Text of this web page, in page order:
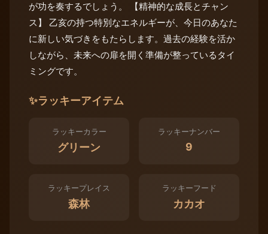
が功を奏するでしょう。 【精神的な成長とチャン
ス】 乙亥の持つ特別なエネルギーが、今日のあなた
に新しい気づきをもたらします。過去の経験を活か
しながら、未来への扉を開く準備が整っているタイ
ミングです。
✨ラッキーアイテム
ラッキーカラー
グリーン
ラッキーナンバー
9
ラッキープレイス
森林
ラッキーフード
カカオ